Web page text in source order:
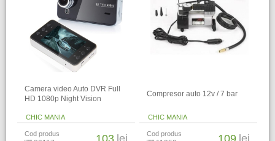
Camera video Auto DVR Full
HD 1080p Night Vision
CHIC MANIA
Cod produs
Compresor auto 12v / 7 bar
CHIC MANIA
Cod produs